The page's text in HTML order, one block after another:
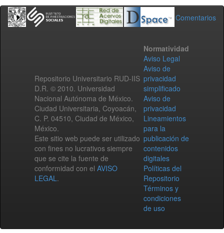
Comentarios
Repositorio Universitario RUD-IIS
D.R. © 2010. Universidad
Nacional Autónoma de México.
Ciudad Universitaria, Coyoacán,
C. P. 04510, Ciudad de México,
México.
Este sitio web puede ser utilizado
con fines no lucrativos siempre
que se cite la fuente de
conformidad con el AVISO
LEGAL.
Normatividad
Aviso Legal
Aviso de
privacidad
simplificado
Aviso de
privacidad
Lineamientos
para la
publicación de
contenidos
digitales
Políticas del
Repositorio
Términos y
condiciones
de uso